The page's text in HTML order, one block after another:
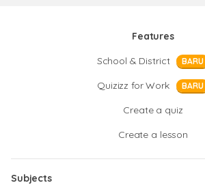
Features
School & District
BARU
Quizizz for Work BARU
Create a quiz
Create a lesson
Subjects